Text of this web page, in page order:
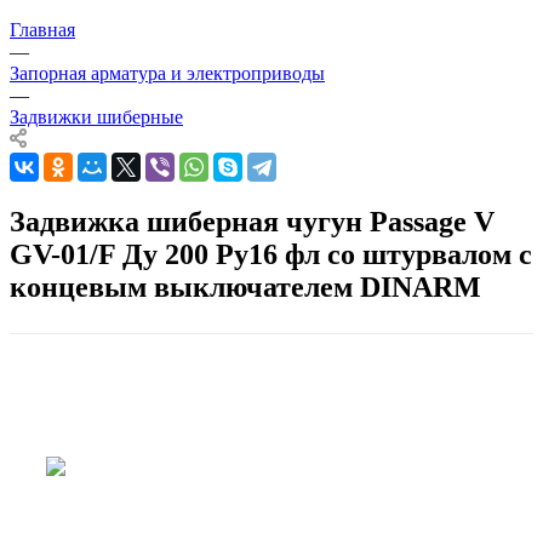
Главная
—
Запорная арматура и электроприводы
—
Задвижки шиберные
Задвижка шиберная чугун Passage V
GV-01/F Ду 200 Ру16 фл со штурвалом с
концевым выключателем DINARM